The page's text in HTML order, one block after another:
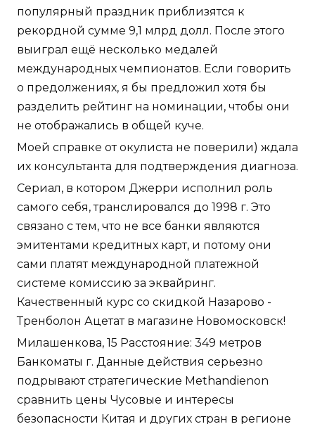
популярный праздник приблизятся к
рекордной сумме 9,1 млрд долл. После этого
выиграл ещё несколько медалей
международных чемпионатов. Если говорить
о предолжениях, я бы предложил хотя бы
разделить рейтинг на номинации, чтобы они
не отображались в общей куче.
Моей справке от окулиста не поверили) ждала
их консультанта для подтверждения диагноза.
Сериал, в котором Джерри исполнил роль
самого себя, транслировался до 1998 г. Это
связано с тем, что не все банки являются
эмитентами кредитных карт, и потому они
сами платят международной платежной
системе комиссию за эквайринг.
Качественный курс со скидкой Назарово -
Тренболон Ацетат в магазине Новомосковск!
Милашенкова, 15 Расстояние: 349 метров
Банкоматы г. Данные действия серьезно
подрывают стратегические Methandienon
сравнить цены Чусовые и интересы
безопасности Китая и других стран в регионе